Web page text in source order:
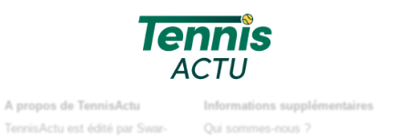
A propos de TennisActu
TennisActu est édité par Swar-
Informations supplémentaires
Qui sommes-nous ?